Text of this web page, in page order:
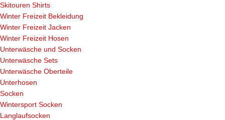
Skitouren Shirts
Winter Freizeit Bekleidung
Winter Freizeit Jacken
Winter Freizeit Hosen
Unterwäsche und Socken
Unterwäsche Sets
Unterwäsche Oberteile
Unterhosen
Socken
Wintersport Socken
Langlaufsocken